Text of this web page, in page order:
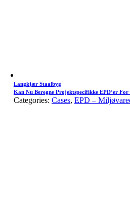
Langkjær Staalbyg
Kan Nu Beregne Projektspecifikke EPD’er For
Categories: Cases, EPD –